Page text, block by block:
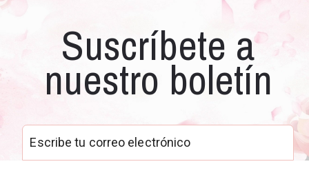
Suscríbete a
nuestro boletín